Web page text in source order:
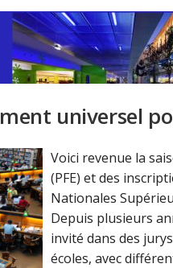
universel
Voici revenue la
(PFE) et des
Nationales
Depuis plusieurs
invité dans des
écoles, avec